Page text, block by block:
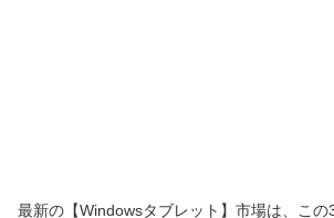
最新の【Windowsタブレット】市場は、こ